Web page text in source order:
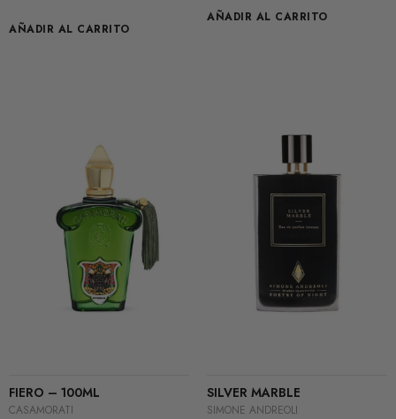
AÑADIR AL CARRITO
AÑADIR AL CARRITO
FIERO – 100ML
CASAMORATI
SILVER MARBLE
SIMONE ANDREOLI